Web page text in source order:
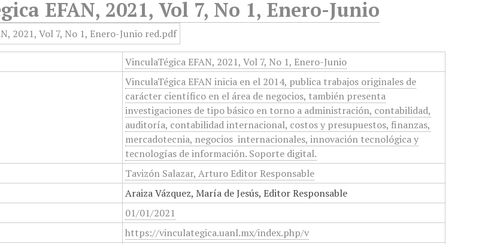
EFAN, 2021, Vol 7, No 1, Enero-Junio
VinculaTégica EFAN, 2021, Vol 7, No 1, Enero-Junio
VinculaTégica EFAN inicia en el 2014, publica trabajos originales de
carácter científico en el área de negocios, también presenta
investigaciones de tipo básico en torno a administración, contabilidad,
auditoría, contabilidad internacional, costos y presupuestos, finanzas,
mercadotecnia, negocios internacionales, innovación tecnológica y
tecnologías de información. Soporte digital.
Tavizón Salazar, Arturo Editor Responsable
Araiza Vázquez, María de Jesús, Editor Responsable
01/01/2021
https://vinculategica.uanl.mx/index.php/v